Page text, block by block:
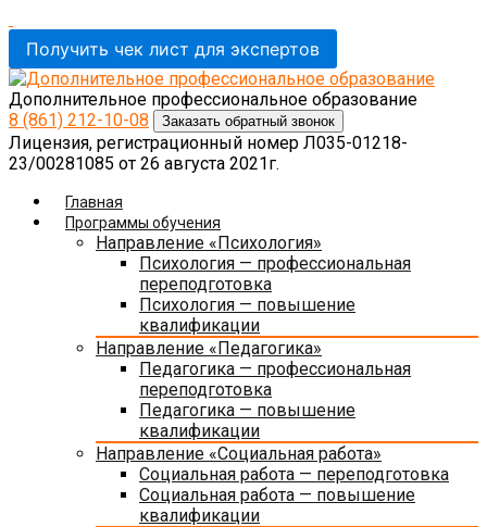
Получить чек лист для экспертов
Дополнительное профессиональное образование
8 (861) 212-10-08 Заказать обратный звонок
Лицензия, регистрационный номер Л035-01218-
23/00281085 от 26 августа 2021г.
Главная
Программы обучения
Направление «Психология»
Психология — профессиональная
переподготовка
Психология — повышение
квалификации
Направление «Педагогика»
Педагогика — профессиональная
переподготовка
Педагогика — повышение
квалификации
Направление «Социальная работа»
Социальная работа — переподготовка
Социальная работа — повышение
квалификации